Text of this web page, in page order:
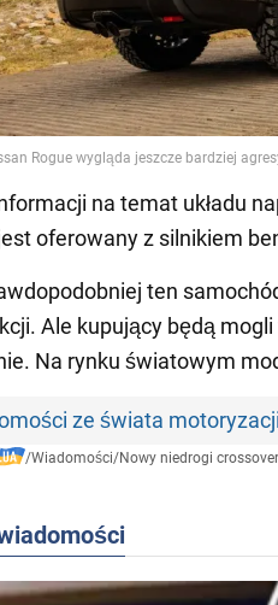
na temat układu
oferowany z silnikiem
ten
Ale kupujący będą
Na rynku światowym
ze świata motoryzacji
/Wiadomości/Nowy niedrogi